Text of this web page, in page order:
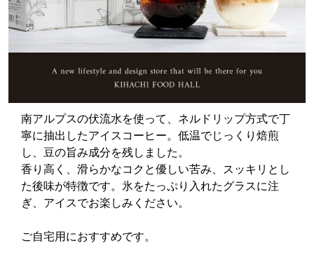
南アルプスの伏流水を使って、ネルドリップ方式で丁
寧に抽出したアイスコーヒー。低温でじっくり焙煎
し、豆の旨み成分を残しました。
香り高く、滑らかなコクと優しい苦み、スッキリとし
た後味が特徴です。氷をたっぷり入れたグラスに注
ぎ、アイスでお楽しみください。
ご自宅用におすすめです。